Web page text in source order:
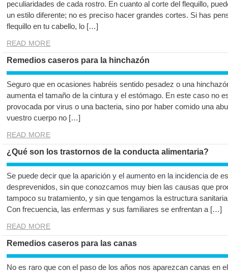
peculiaridades de cada rostro. En cuanto al corte del flequillo,
un estilo diferente; no es preciso hacer grandes cortes. Si has
flequillo en tu cabello, lo […]
READ MORE
Remedios caseros para la hinchazón
Seguro que en ocasiones habréis sentido pesadez o una
aumenta el tamaño de la cintura y el estómago. En este caso no
provocada por virus o una bacteria, sino por haber comido una
vuestro cuerpo no […]
READ MORE
¿Qué son los trastornos de la conducta alimentaria?
Se puede decir que la aparición y el aumento en la incidencia de
desprevenidos, sin que conozcamos muy bien las causas que
tampoco su tratamiento, y sin que tengamos la estructura
Con frecuencia, las enfermas y sus familiares se enfrentan a […]
READ MORE
Remedios caseros para las canas
No es raro que con el paso de los años nos aparezcan canas en